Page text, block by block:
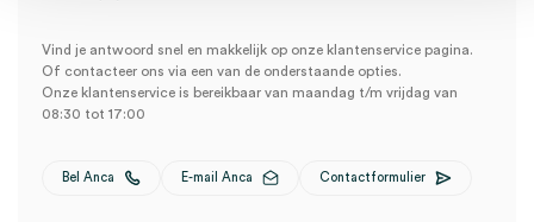
Vind je antwoord snel en makkelijk op onze klantenservice pagina.
Of contacteer ons via een van de onderstaande opties.
Onze klantenservice is bereikbaar van maandag t/m vrijdag van
08:30 tot 17:00
Bel Anca E-mail Anca Contactformulier